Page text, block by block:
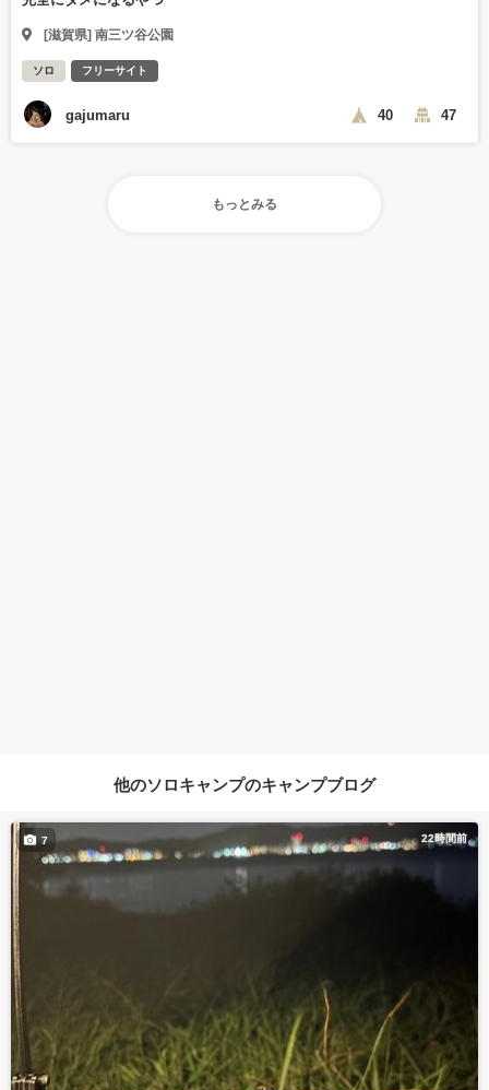
[滋賀県] 南三ツ谷公園
ソロ フリーサイト
gajumaru 40 47
もっとみる
他のソロキャンプのキャンプブログ
22時間前
7